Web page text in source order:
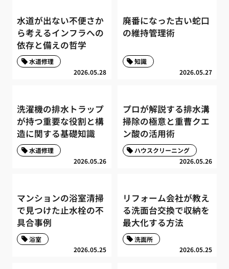
水道が出ない不便さか
ら考えるインフラへの
依存と備えの哲学
2026.05.28
水道修理
廃番になった古い蛇口
の維持管理術
2026.05.27
知識
洗濯機の排水トラップ
が持つ重要な役割と構
造に関する基礎知識
2026.05.26
水道修理
プロが解説する排水溝
掃除の極意と重曹クエ
ン酸の活用術
2026.05.26
ハウスクリーニング
マンションの浴室清掃
で見つけた止水栓の不
具合事例
2026.05.25
浴室
リフォーム会社が教え
る洗面台交換で収納を
最大化する方法
2026.05.25
洗面所